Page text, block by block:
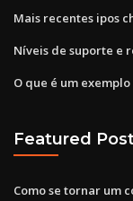
Mais recentes ipos
Níveis de suporte e
O que é um
Featured
Como se tornar um